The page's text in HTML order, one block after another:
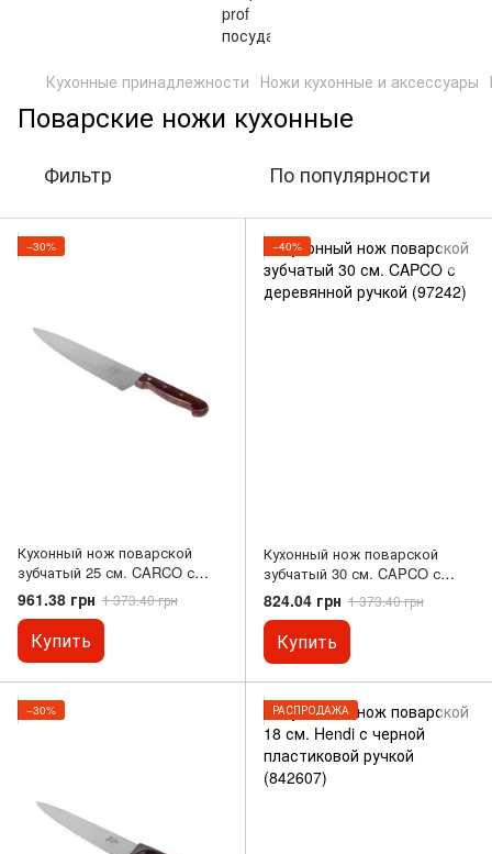
Кухонные принадлежности Ножи кухонные и аксессуары
Поварские ножи кухонные
Фильтр По популярности
−30%
Кухонный нож поварской
зубчатый 25 см. CARCO с
деревянной ручкой (78)
961.38 грн 1 373.40 грн
Купить
−40%
Кухонный нож поварской
зубчатый 30 см. CAPCO с
деревянной ручкой (97242)
824.04 грн 1 373.40 грн
Купить
−30% РАСПРОДАЖА